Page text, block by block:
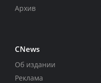
Архив
CNews
Об издании
Реклама